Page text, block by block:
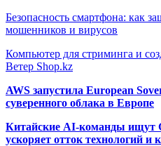
Безопасность смартфона: как
мошенников и вирусов
Компьютер для стриминга и
Ветер Shop.kz
AWS запустила European
суверенного облака в Европе
Китайские AI-команды ищут
ускоряет отток технологий и